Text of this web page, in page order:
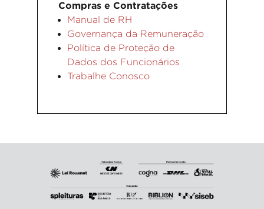
Compras e Contratações
Manual de RH
Governança da Remuneração
Política de Proteção de
Dados dos Funcionários
Trabalhe Conosco